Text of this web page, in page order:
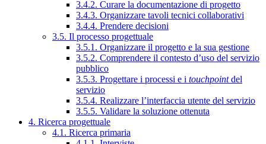
3.4.2. Curare la documentazione di progetto
3.4.3. Organizzare tavoli tecnici collaborativi
3.4.4. Prendere decisioni
3.5. Il processo progettuale
3.5.1. Organizzare il progetto e la sua gestione
3.5.2. Comprendere il contesto d’uso del servizio
pubblico
3.5.3. Progettare i processi e i touchpointdel
servizio
3.5.4. Realizzare l’interfaccia utente del servizio
3.5.5. Validare la soluzione ottenuta
4. Ricerca progettuale
4.1. Ricerca primaria